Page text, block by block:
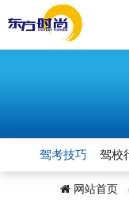
驾考技巧 驾校
网站首页